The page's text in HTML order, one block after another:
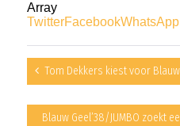
Array
TwitterFacebookWhatsApp
Tom Dekkers kiest voor Blauw
Blauw Geel’38/JUMBO zoekt